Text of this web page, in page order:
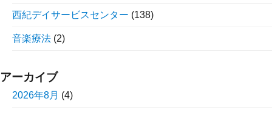
西紀デイサービスセンター (138)
音楽療法 (2)
アーカイブ
2026年8月 (4)